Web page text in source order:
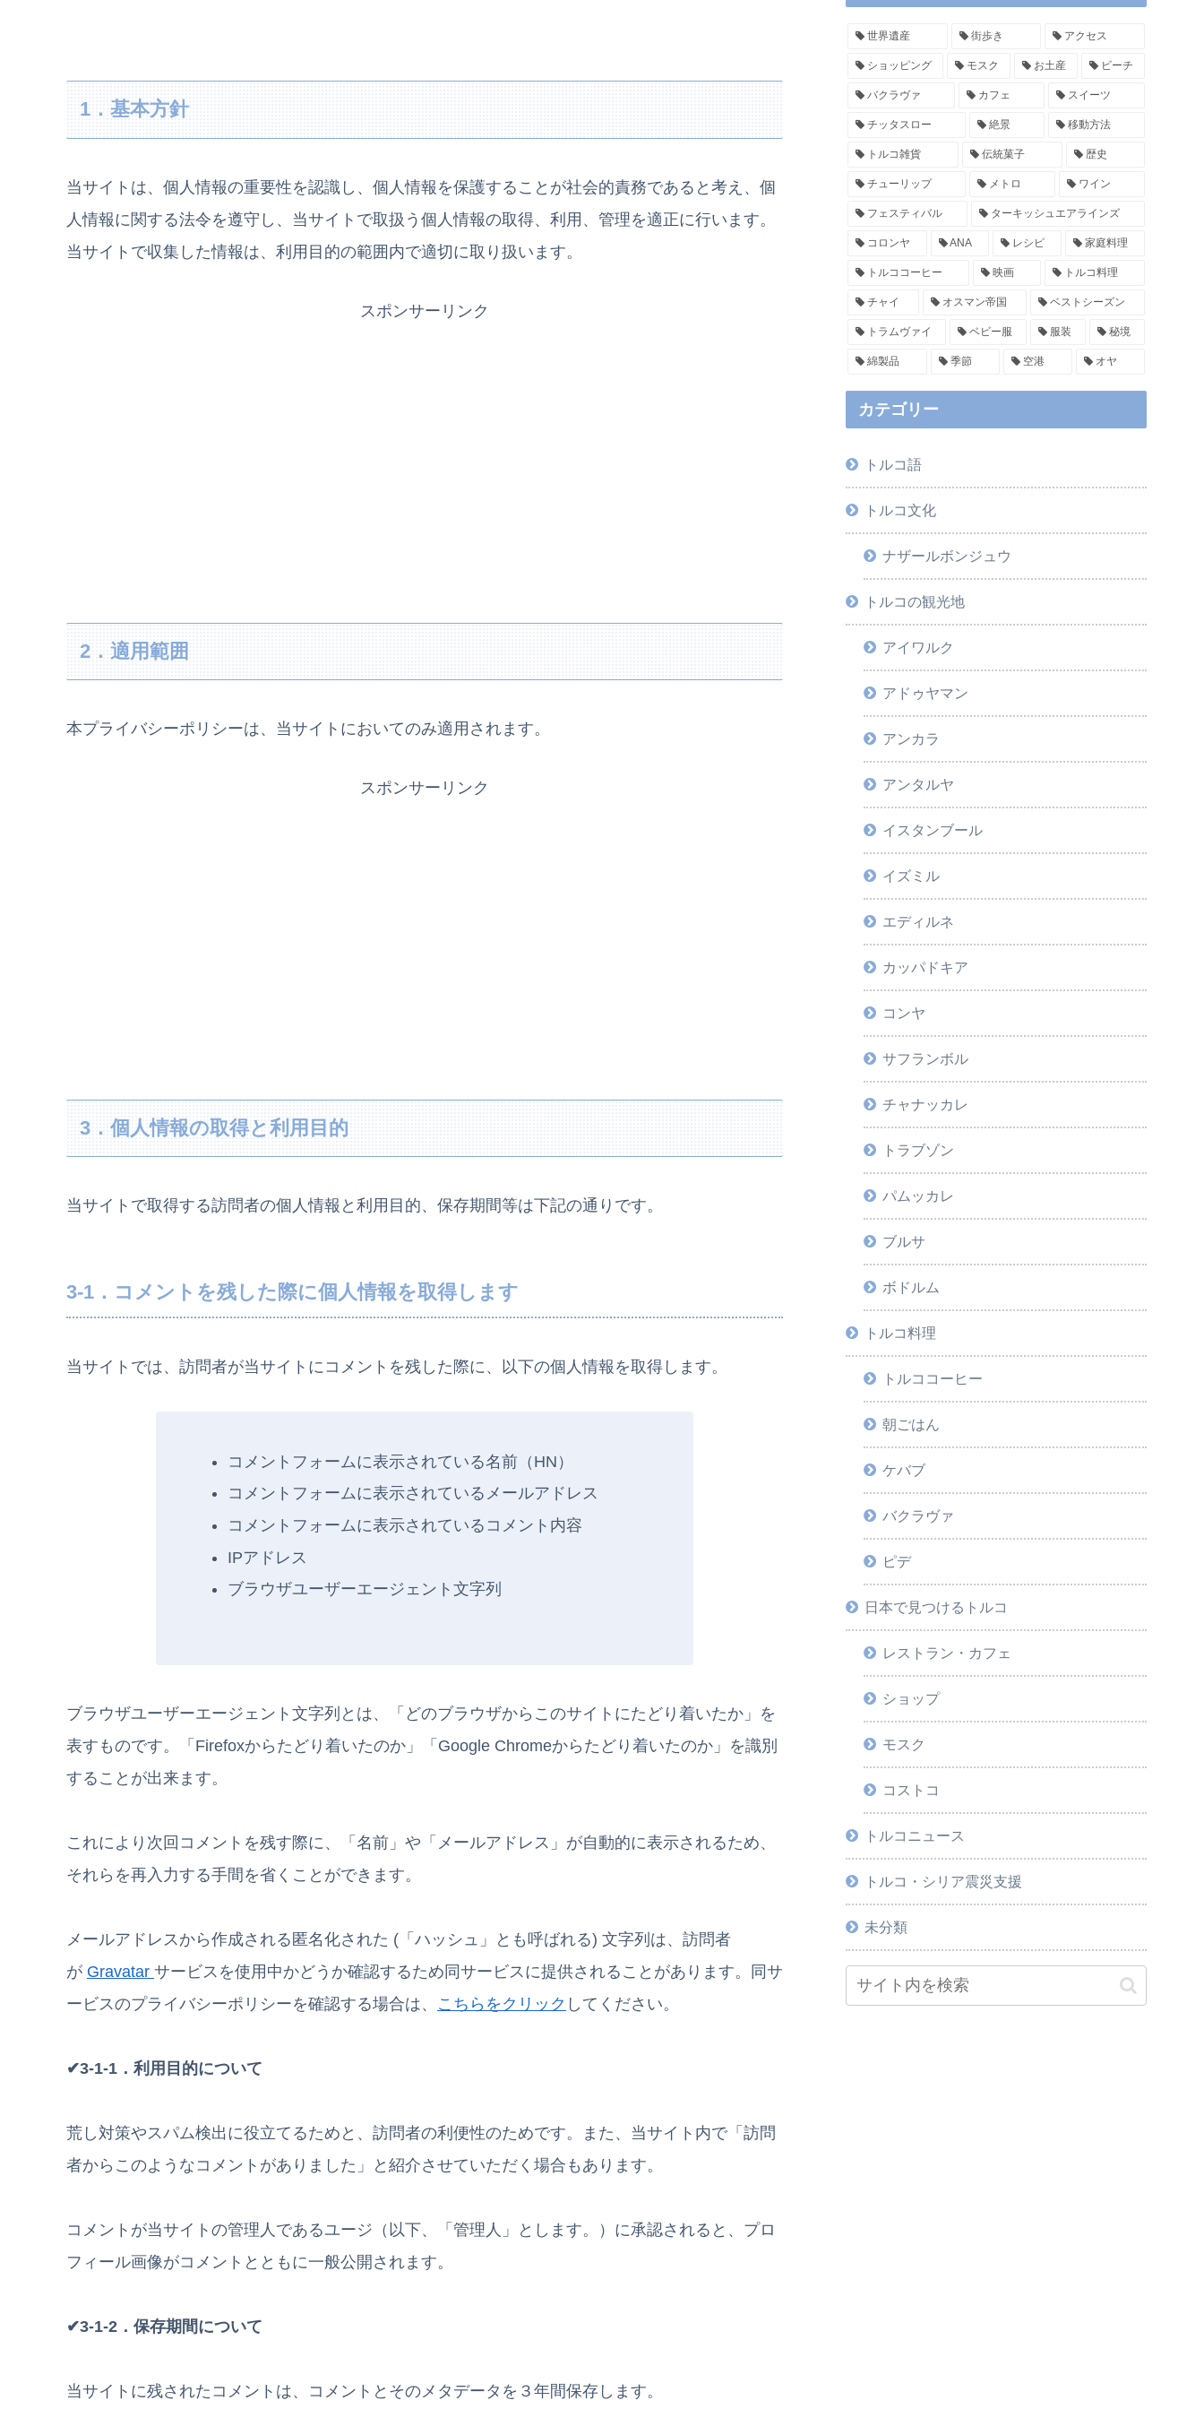
1．基本方針
当サイトは、個人情報の重要性を認識し、個人情報を保護することが社会的責務であると考え、個
人情報に関する法令を遵守し、当サイトで取扱う個人情報の取得、利用、管理を適正に行います。
当サイトで収集した情報は、利用目的の範囲内で適切に取り扱います。
スポンサーリンク
2．適用範囲
本プライバシーポリシーは、当サイトにおいてのみ適用されます。
スポンサーリンク
3．個人情報の取得と利用目的
当サイトで取得する訪問者の個人情報と利用目的、保存期間等は下記の通りです。
3-1．コメントを残した際に個人情報を取得します
当サイトでは、訪問者が当サイトにコメントを残した際に、以下の個人情報を取得します。
コメントフォームに表示されている名前（HN）
コメントフォームに表示されているメールアドレス
コメントフォームに表示されているコメント内容
IPアドレス
ブラウザユーザーエージェント文字列
ブラウザユーザーエージェント文字列とは、「どのブラウザからこのサイトにたどり着いたか」を
表すものです。「Firefoxからたどり着いたのか」「Google Chromeからたどり着いたのか」を識別
することが出来ます。
これにより次回コメントを残す際に、「名前」や「メールアドレス」が自動的に表示されるため、
それらを再入力する手間を省くことができます。
メールアドレスから作成される匿名化された (「ハッシュ」とも呼ばれる) 文字列は、訪問者
が Gravatar サービスを使用中かどうか確認するため同サービスに提供されることがあります。同サ
ービスのプライバシーポリシーを確認する場合は、 こちらをクリック してください。
✔3-1-1．利用目的について
荒し対策やスパム検出に役立てるためと、訪問者の利便性のためです。また、当サイト内で「訪問
者からこのようなコメントがありました」と紹介させていただく場合もあります。
コメントが当サイトの管理人であるユージ（以下、「管理人」とします。）に承認されると、プロ
フィール画像がコメントとともに一般公開されます。
✔3-1-2．保存期間について
当サイトに残されたコメントは、コメントとそのメタデータを３年間保存します。
世界遺産 街歩き アクセス
ショッピング モスク お土産 ビーチ
バクラヴァ カフェ スイーツ
チッタスロー 絶景 移動方法
トルコ雑貨 伝統菓子 歴史
チューリップ メトロ ワイン
フェスティバル ターキッシュエアラインズ
コロンヤ ANA レシピ 家庭料理
トルココーヒー 映画 トルコ料理
チャイ オスマン帝国 ベストシーズン
トラムヴァイ ベビー服 服装 秘境
綿製品 季節 空港 オヤ
カテゴリー
トルコ語
トルコ文化
ナザールボンジュウ
トルコの観光地
アイワルク
アドゥヤマン
アンカラ
アンタルヤ
イスタンブール
イズミル
エディルネ
カッパドキア
コンヤ
サフランボル
チャナッカレ
トラブゾン
パムッカレ
ブルサ
ボドルム
トルコ料理
トルココーヒー
朝ごはん
ケバブ
バクラヴァ
ピデ
日本で見つけるトルコ
レストラン・カフェ
ショップ
モスク
コストコ
トルコニュース
トルコ・シリア震災支援
未分類